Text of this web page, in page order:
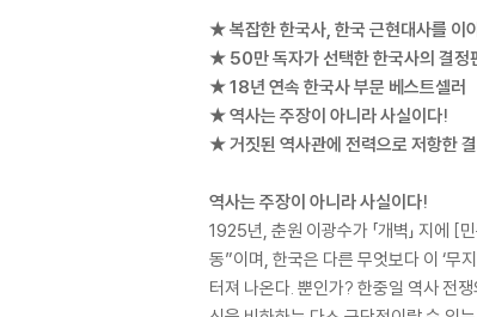
★ 복잡한 한국사, 한국 근현대사를 이
★ 50만 독자가 선택한 한국사의 결정
★ 18년 연속 한국사 부문 베스트셀러
★ 역사는 주장이 아니라 사실이다!
★ 거짓된 역사관에 전력으로 저항한
역사는 주장이 아니라 사실이다!
1925년, 춘원 이광수가 「개벽」 지에
동”이며, 한국은 다른 무엇보다 이 ‘무
터져 나온다. 뿐인가? 한중일 역사 전